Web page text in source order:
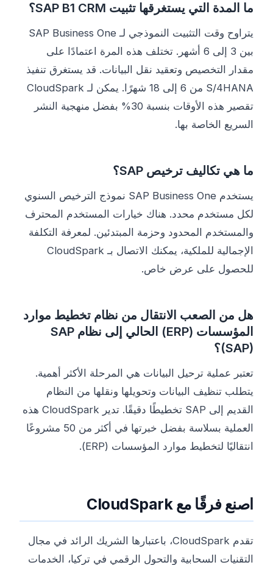
ما المدة التي يستغرقها تثبيت SAP B1 CRM؟
يتراوح وقت التثبيت النموذجي لـ SAP Business One
بين 3 إلى 6 أشهر. تختلف هذه المرة اعتمادًا على
مقدار التخصيص وتعقيد نقل البيانات. قد يستغرق تنفيذ
S/4HANA من 6 إلى 18 شهرًا. يمكن لـ CloudSpark
تقصير هذه الأوقات بنسبة 30% بفضل منهجية النشر
السريع الخاصة بها.
ما هي تكاليف ترخيص SAP؟
يستخدم SAP Business One نموذج الترخيص السنوي
لكل مستخدم محدد. هناك خيارات المستخدم المحترف
والمستخدم المحدود وحزمة المبتدئين. لمعرفة التكلفة
الإجمالية للملكية، يمكنك الاتصال بـ CloudSpark
للحصول على عرض خاص.
هل من الصعب الانتقال من نظام تخطيط موارد
المؤسسات (ERP) الحالي إلى نظام SAP
(SAP)؟
تعتبر عملية ترحيل البيانات هي المرحلة الأكثر أهمية.
يتطلب تنظيف البيانات وتحويلها ونقلها من النظام
القديم إلى SAP تخطيطًا دقيقًا. تدير CloudSpark هذه
العملية بسلاسة بفضل خبرتها في أكثر من 50 مشروعًا
انتقاليًا لتخطيط موارد المؤسسات (ERP).
اصنع فرقًا مع CloudSpark
تقدم CloudSpark، باعتبارها الشريك الرائد في مجال
التقنيات السحابية والتحول الرقمي في تركيا، الخدمات